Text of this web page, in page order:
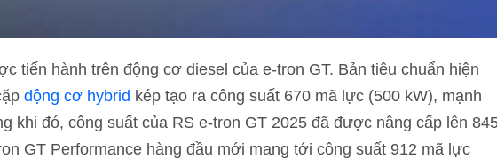
tiến hành trên động cơ diesel của e-tron GT. Bản tiêu chuẩn hiện
động cơ hybrid kép tạo ra công suất 670 mã lực (500 kW), mạnh
khi đó, công suất của RS e-tron GT 2025 đã được nâng cấp lên
GT Performance hàng đầu mới mang tới công suất 912 mã lực